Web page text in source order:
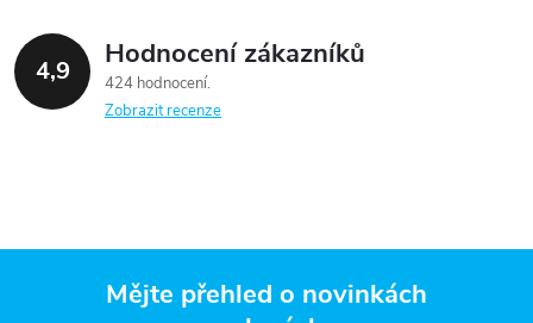
4,9 Hodnocení zákazníků
424 hodnocení
Zobrazit recenze
Mějte přehled o novinkách